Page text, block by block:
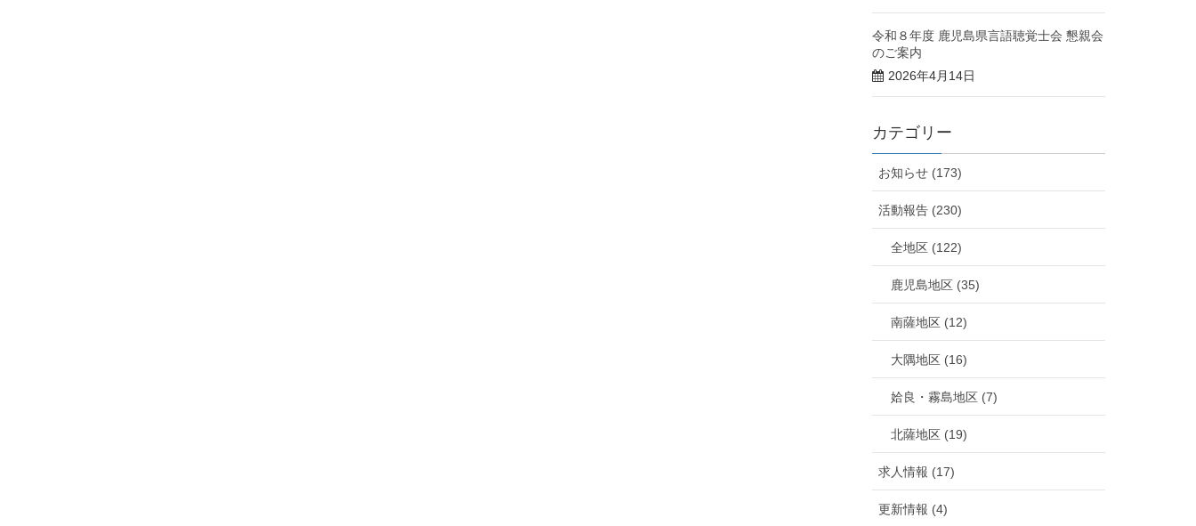
令和８年度 鹿児島県言語聴覚士会 懇親会
のご案内
2026年4月14日
カテゴリー
お知らせ (173)
活動報告 (230)
全地区 (122)
鹿児島地区 (35)
南薩地区 (12)
大隅地区 (16)
姶良・霧島地区 (7)
北薩地区 (19)
求人情報 (17)
更新情報 (4)